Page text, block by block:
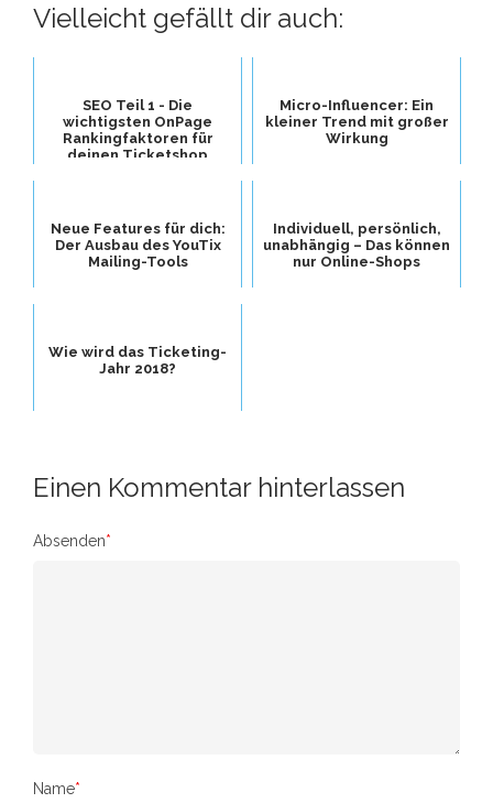
Vielleicht gefällt dir auch:
SEO Teil 1 - Die
wichtigsten OnPage
Rankingfaktoren für
deinen Ticketshop
Micro-Influencer: Ein
kleiner Trend mit großer
Wirkung
Neue Features für dich:
Der Ausbau des YouTix
Mailing-Tools
Individuell, persönlich,
unabhängig – Das können
nur Online-Shops
Wie wird das Ticketing-
Jahr 2018?
Einen Kommentar hinterlassen
Absenden*
Name*